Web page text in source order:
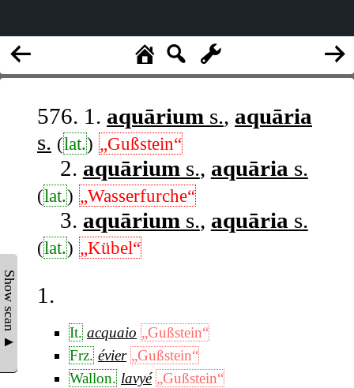
Show scan ▲
576. 1. aquārium s., aquāria
s. (lat.) „Gußstein“
2. aquārium s., aquāria s.
(lat.) „Wasserfurche“
3. aquārium s., aquāria s.
(lat.) „Kübel“
1.
It. acquaio „Gußstein“
Frz. évier „Gußstein“
Wallon. lavyé „Gußstein“